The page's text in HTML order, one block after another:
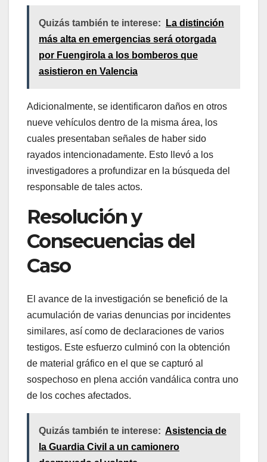
Quizás también te interese:
La distinción
más alta en emergencias será otorgada
por Fuengirola a los bomberos que
asistieron en Valencia
Adicionalmente, se identificaron daños en otros
nueve vehículos dentro de la misma área, los
cuales presentaban señales de haber sido
rayados intencionadamente. Esto llevó a los
investigadores a profundizar en la búsqueda del
responsable de tales actos.
Resolución y
Consecuencias del
Caso
El avance de la investigación se benefició de la
acumulación de varias denuncias por incidentes
similares, así como de declaraciones de varios
testigos. Este esfuerzo culminó con la obtención
de material gráfico en el que se capturó al
sospechoso en plena acción vandálica contra uno
de los coches afectados.
Quizás también te interese: Asistencia de
la Guardia Civil a un camionero